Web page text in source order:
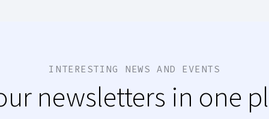
INTERESTING NEWS AND EVENTS
newsletters in one